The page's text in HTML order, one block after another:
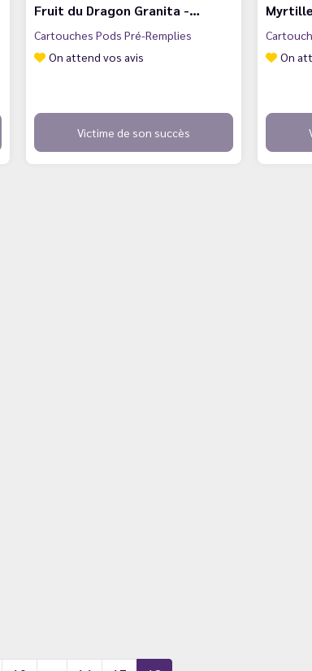
Fruit du Dragon Granita -…
Cartouches Pods Pré-Remplies
On attend vos avis
Victime de son succès
On